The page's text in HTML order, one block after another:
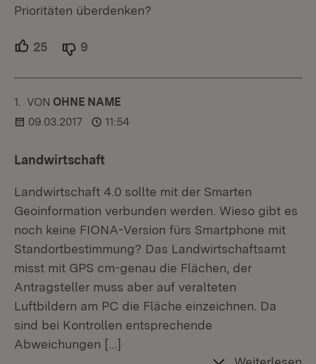
Prioritäten überdenken?
25 Unterstützer.
9
1. KOMMENTAR
VON :OHNE NAME
09.03.2017
11:54
Landwirtschaft
Landwirtschaft 4.0 sollte mit der Smarten
Geoinformation verbunden werden. Wieso gibt es
noch keine FIONA-Version fürs Smartphone mit
Standortbestimmung? Das Landwirtschaftsamt
misst mit GPS cm-genau die Flächen, der
Antragsteller muss aber auf veralteten
Luftbildern am PC die Fläche einzeichnen. Da
sind bei Kontrollen entsprechende
Abweichungen […]